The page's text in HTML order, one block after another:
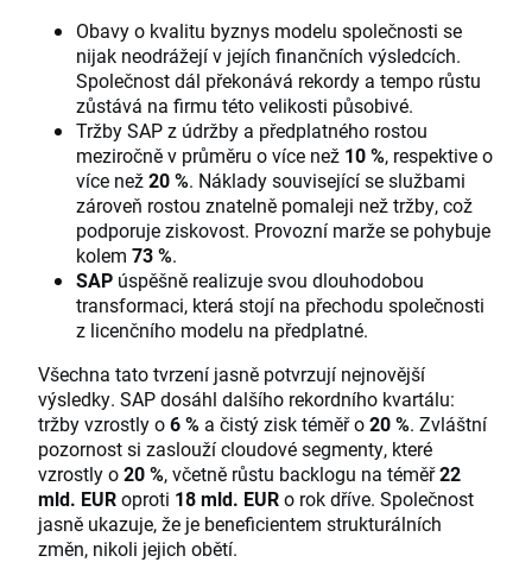
Obavy o kvalitu byznys modelu společnosti se
nijak neodrážejí v jejích finančních výsledcích.
Společnost dál překonává rekordy a tempo růstu
zůstává na firmu této velikosti působivé.
Tržby SAP z údržby a předplatného rostou
meziročně v průměru o více než 10 %, respektive o
více než20 %. Náklady související se službami
zároveň rostou znatelně pomaleji než tržby, což
podporuje ziskovost. Provozní marže se pohybuje
kolem 73 %.
SAP úspěšně realizuje svou dlouhodobou
transformaci, která stojí na přechodu společnosti
z licenčního modelu na předplatné.
Všechna tato tvrzení jasně potvrzují nejnovější
výsledky. SAP dosáhl dalšího rekordního kvartálu:
tržby vzrostly o6 % a čistý zisk téměř o20 %. Zvláštní
pozornost si zaslouží cloudové segmenty, které
vzrostly o20 %, včetně růstu backlogu na téměř22
mld. EURoproti 18 mld. EURo rok dříve. Společnost
jasně ukazuje, že je beneficientem strukturálních
změn, nikoli jejich obětí.